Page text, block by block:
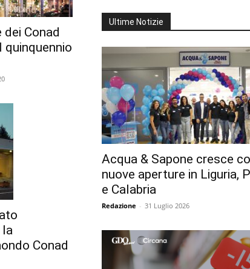
Conad
quinquennio
la
Conad
Ultime Notizie
Acqua & Sapone cresce
nuove aperture in Liguria,
e Calabria
Redazione - 31 Luglio 2026